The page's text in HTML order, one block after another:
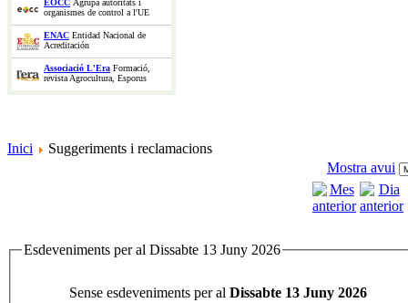
EOCC Agrupa autoritats i
organismes de control a l'UE
ENAC Entidad Nacional de
Acreditación
Associació L'Era Formació,
revista Agrocultura, Esporus
Inici
Suggeriments i reclamacions
Mostra avui
Esdeveniments per al Dissabte 13 Juny 2026
Sense esdeveniments per al Dissabte 13 Juny 2026